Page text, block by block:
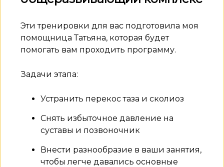
Эти тренировки для вас подготовила моя
помощница Татьяна, которая будет
помогать вам проходить программу.
Задачи этапа:
Устранить перекос таза и сколиоз
Снять избыточное давление на
суставы и позвоночник
Внести разнообразие в ваши занятия,
чтобы легче давались основные